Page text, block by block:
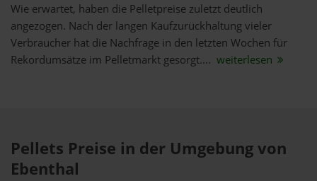
Wie erwartet, haben die Pelletpreise zuletzt deutlich
angezogen. Nach der langen Kaufzurückhaltung vieler
Verbraucher hat die Nachfrage in den letzten Wochen für
Rekordumsätze im Pelletmarkt gesorgt.... weiterlesen
Pellets Preise in der Umgebung von
Ebenthal